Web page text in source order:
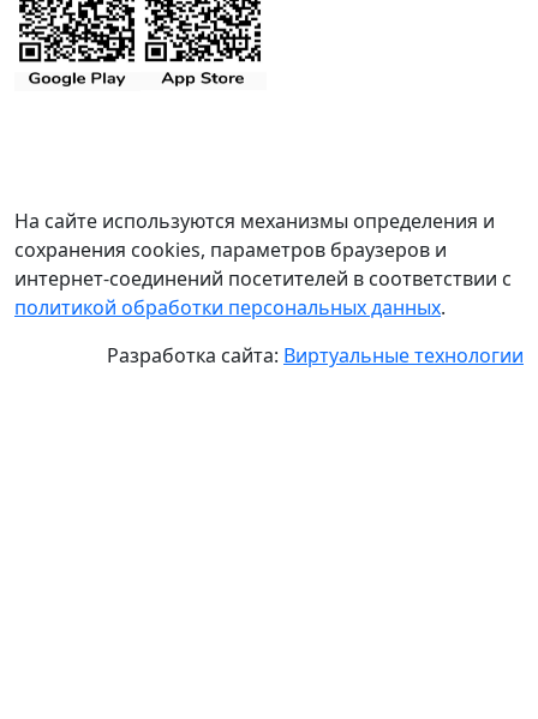
На сайте используются механизмы определения и
сохранения cookies, параметров браузеров и
интернет-соединений посетителей в соответствии с
политикой обработки персональных данных.
Разработка сайта: Виртуальные технологии